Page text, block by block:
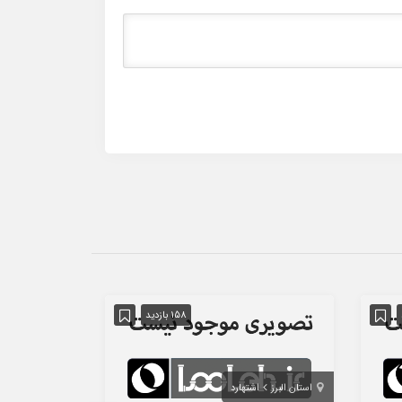
158 بازدید
استان البرز اشتهارد